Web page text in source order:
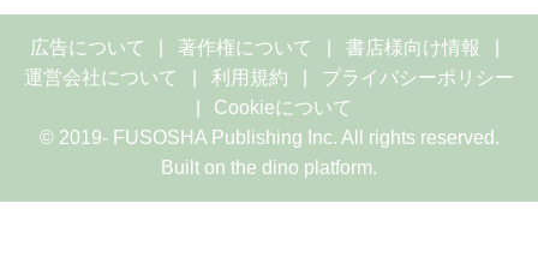
広告について 著作権について
書店様向け情報
運営会社について
利用規約
プライバシーポリシー
Cookieについて
© 2019- FUSOSHA Publishing Inc. All rights reserved.
Built on the dino platform.